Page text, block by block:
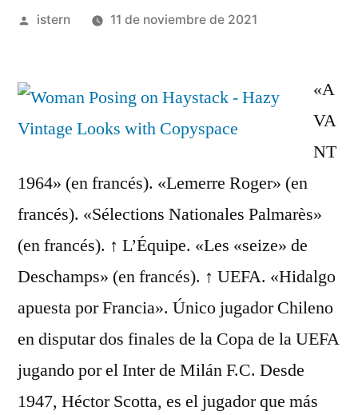
Publicado
istern 11 de noviembre de 2021
«A
VA
NT
1964» (en francés). «Lemerre Roger» (en
francés). «Sélections Nationales Palmarès»
(en francés). ↑ L’Équipe. «Les «seize» de
Deschamps» (en francés). ↑ UEFA. «Hidalgo
apuesta por Francia». Único jugador Chileno
en disputar dos finales de la Copa de la UEFA
jugando por el Inter de Milán F.C. Desde
1947, Héctor Scotta, es el jugador que más